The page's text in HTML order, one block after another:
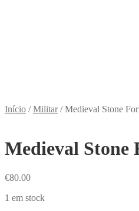
Início /Militar/Medieval Stone
Medieval Stone
€80.00
1 em stock